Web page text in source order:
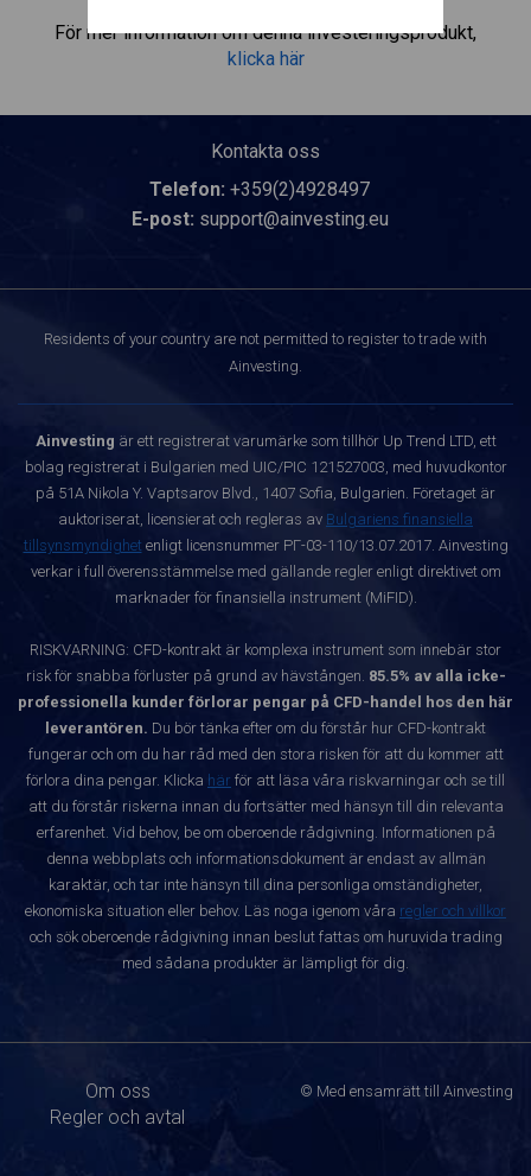
För mer information om denna investeringsprodukt,
klicka här
Kontakta oss
Telefon: +359(2)4928497
E-post: support@ainvesting.eu
Residents of your country are not permitted to register to trade with
Ainvesting.
Ainvesting är ett registrerat varumärke som tillhör Up Trend LTD, ett
bolag registrerat i Bulgarien med UIC/PIC 121527003, med huvudkontor
på 51A Nikola Y. Vaptsarov Blvd., 1407 Sofia, Bulgarien. Företaget är
auktoriserat, licensierat och regleras av Bulgariens finansiella
tillsynsmyndighetenligt licensnummer РГ-03-110/13.07.2017. Ainvesting
verkar i full överensstämmelse med gällande regler enligt direktivet om
marknader för finansiella instrument (MiFID).
RISKVARNING: CFD-kontrakt är komplexa instrument som innebär stor
risk för snabba förluster på grund av hävstången. 85.5% av alla icke-
professionella kunder förlorar pengar på CFD-handel hos den här
leverantören. Du bör tänka efter om du förstår hur CFD-kontrakt
fungerar och om du har råd med den stora risken för att du kommer att
förlora dina pengar. Klicka här för att läsa våra riskvarningar och se till
att du förstår riskerna innan du fortsätter med hänsyn till din relevanta
erfarenhet. Vid behov, be om oberoende rådgivning. Informationen på
denna webbplats och informationsdokument är endast av allmän
karaktär, och tar inte hänsyn till dina personliga omständigheter,
ekonomiska situation eller behov. Läs noga igenom våra regler och villkor
och sök oberoende rådgivning innan beslut fattas om huruvida trading
med sådana produkter är lämpligt för dig.
Om oss
Regler och avtal
© Med ensamrätt till Ainvesting